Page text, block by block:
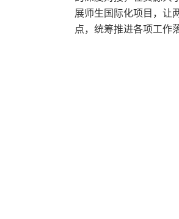
展师生国际化项目，让
点，统筹推进各项工作